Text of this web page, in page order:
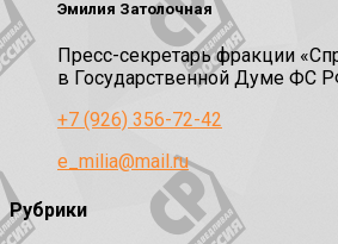
Эмилия Затолочная
Пресс-секретарь фракции
в Государственной Думе ФС
+7 (926) 356-72-42
e_milia@mail.ru
Рубрики